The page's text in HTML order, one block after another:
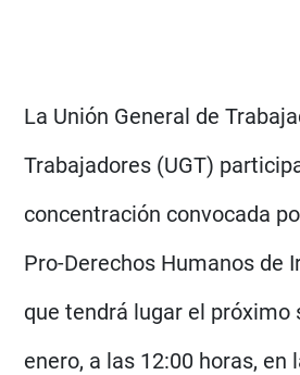
La Unión General de
Trabajadores (UGT)
concentración convocada
Pro-Derechos Humanos de
que tendrá lugar el próximo
enero, a las 12:00 horas, en